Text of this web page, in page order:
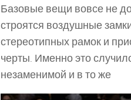
Базовые вещи вовсе не
строятся воздушные
стереотипных рамок и
черты. Именно это
незаменимой и в то же